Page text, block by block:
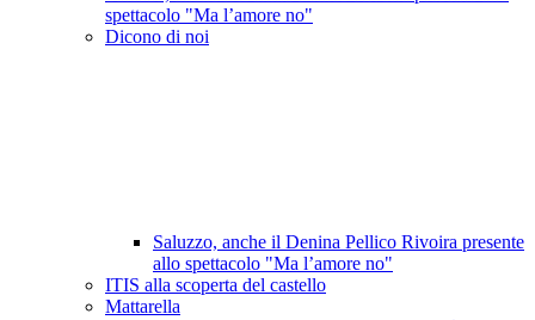
spettacolo "Ma l’amore no"
Dicono di noi
Saluzzo, anche il Denina Pellico Rivoira presente
allo spettacolo "Ma l’amore no"
ITIS alla scoperta del castello
Mattarella